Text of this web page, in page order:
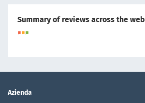
Summary of reviews across the web
Azienda